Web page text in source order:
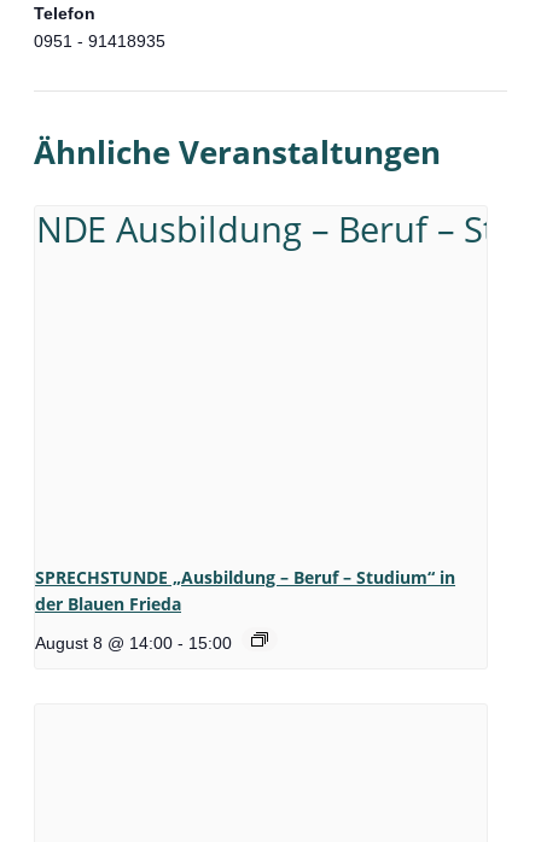
Telefon
0951 - 91418935
Ähnliche Veranstaltungen
SPRECHSTUNDE „Ausbildung – Beruf – Studium“ in
der Blauen Frieda
August 8 @ 14:00 - 15:00